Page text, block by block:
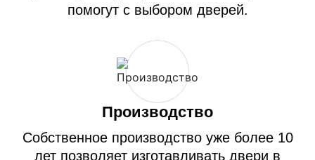
помогут с выбором дверей.
Производство
Собственное производство уже более 10
лет позволяет изготавливать двери в